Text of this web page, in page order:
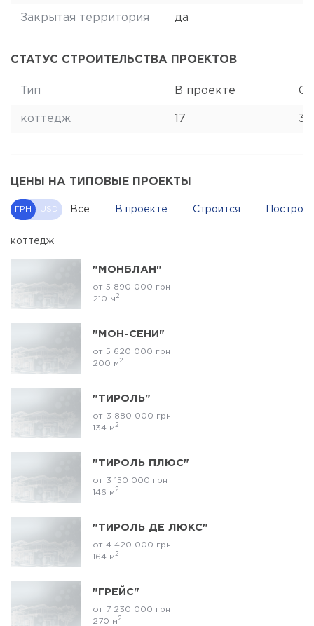
Закрытая территория да
СТАТУС СТРОИТЕЛЬСТВА ПРОЕКТОВ
Тип В проекте
коттедж 17 30
ЦЕНЫ НА ТИПОВЫЕ ПРОЕКТЫ
ГРН USD Все В проекте Строится
коттедж
"МОНБЛАН"
от 5 890 000 грн
210 м 2
"МОН-СЕНИ"
от 5 620 000 грн
200 м 2
"ТИРОЛЬ"
от 3 880 000 грн
134 м 2
"ТИРОЛЬ ПЛЮС"
от 3 150 000 грн
146 м 2
"ТИРОЛЬ ДЕ ЛЮКС"
от 4 420 000 грн
164 м 2
"ГРЕЙС"
от 7 230 000 грн
270 м 2